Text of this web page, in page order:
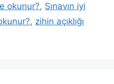
okunur?, Sınavın iyi
, zihin açıklığı